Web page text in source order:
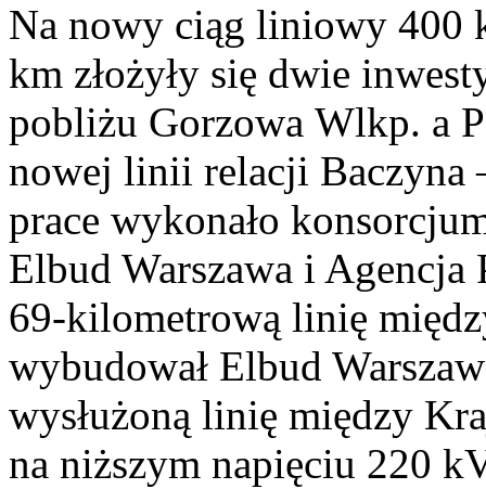
Na nowy ciąg liniowy 400
km złożyły się dwie
pobliżu Gorzowa Wlkp. a
nowej linii relacji Baczyna
prace wykonało
Elbud Warszawa i
69-kilometrową linię
wybudował Elbud
wysłużoną linię między
na niższym napięciu 220